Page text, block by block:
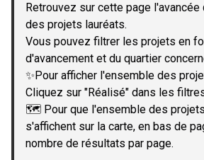
−
Retrouvez sur cette page
des projets lauréats.
Vous pouvez filtrer les projets en
d'avancement et du quartier
✨Pour afficher l'ensemble des
Cliquez sur "Réalisé" dans les
🗺️ Pour que l'ensemble des
s'affichent sur la carte, en bas de
nombre de résultats par page.